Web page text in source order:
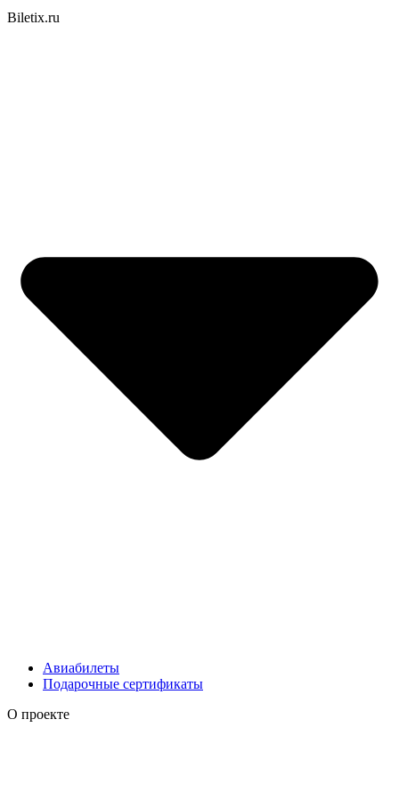
Biletix.ru
Авиабилеты
Подарочные сертификаты
О проекте